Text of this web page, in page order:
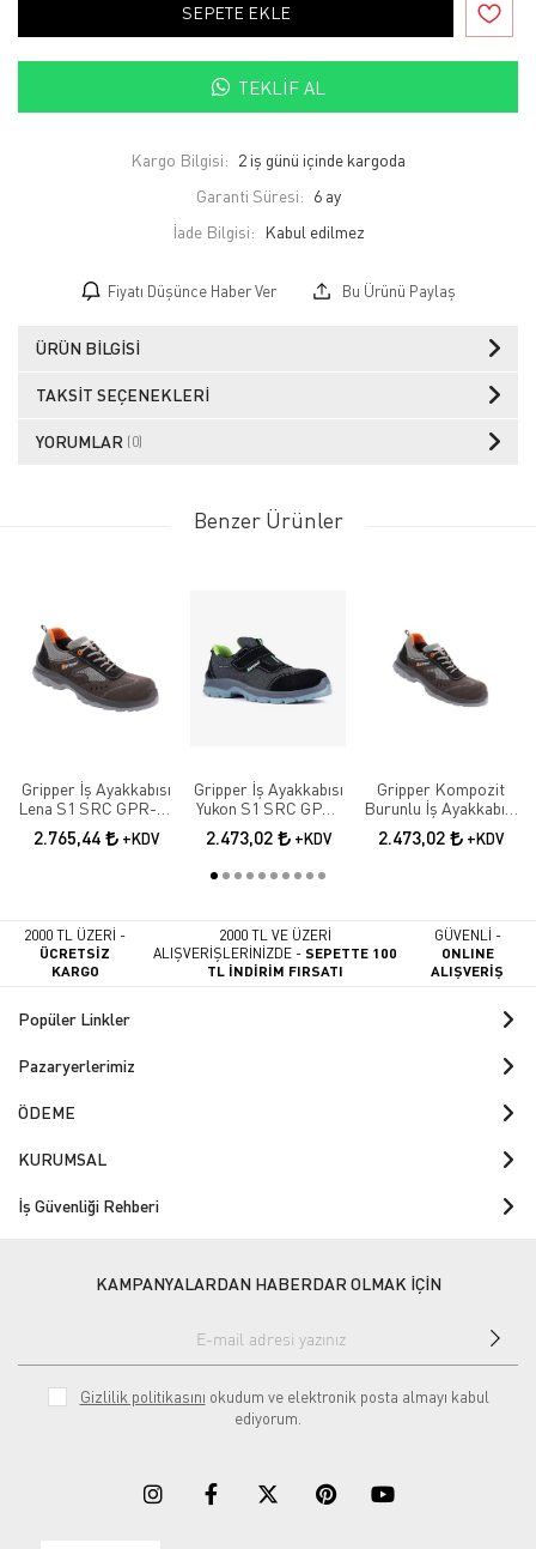
SEPETE EKLE
TEKLIF AL
Kargo Bilgisi: 2 iş günü içinde kargoda
Garanti Süresi: 6 ay
İade Bilgisi:
Fiyatı Düşünce Haber Ver Bu Ürünü Paylaş
ÜRÜN BILGISI
TAKSIT SEÇENEKLERI
YORUMLAR (0)
Benzer Ürünler
Gripper İş Ayakkabısı
Lena S1 SRC GPR-70
Elektrikçi Ayakkabısı
2.765,44 +KDV
Gripper İş Ayakkabısı
Yukon S1 SRC GPR-
171
2.473,02 +KDV
Gripper Kompozit
Burunlu İş Ayakkabısı
Lena S1 SRC GPR-70
2.473,02 +KDV
2000 TL ÜZERİ -
ÜCRETSİZ
KARGO
2000 TL VE ÜZERİ
ALIŞVERİŞLERİNİZDE -SEPETTE 100
TL İNDİRİM FIRSATI
GÜVENLİ -
ONLINE
ALIŞVERİŞ
Popüler Linkler
Pazaryerlerimiz
ÖDEME
KURUMSAL
İş Güvenliği Rehberi
KAMPANYALARDAN HABERDAR OLMAK İÇİN
Gizlilik politikasını okudum ve elektronik posta almayı kabul
ediyorum.